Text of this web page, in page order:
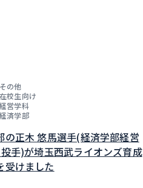
の他
校生向け
営学科
済学部
の正木 悠馬選手(経済学部経営
手)が埼玉西武ライオンズ育成
受けました